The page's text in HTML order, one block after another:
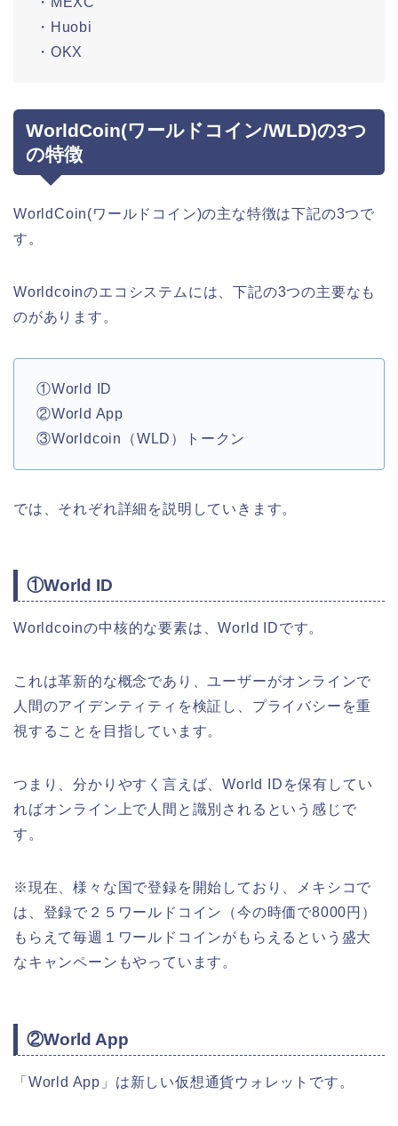
・Huobi
・OKX
WorldCoin(ワールドコイン/WLD)の3つ
の特徴
WorldCoin(ワールドコイン)の主な特徴は下記の3つで
す。
Worldcoinのエコシステムには、下記の3つの主要なも
のがあります。
①World ID
②World App
③Worldcoin（WLD）トークン
では、それぞれ詳細を説明していきます。
①World ID
Worldcoinの中核的な要素は、World IDです。
これは革新的な概念であり、ユーザーがオンラインで
人間のアイデンティティを検証し、プライバシーを重
視することを目指しています。
つまり、分かりやすく言えば、World IDを保有してい
ればオンライン上で人間と識別されるという感じで
す。
※現在、様々な国で登録を開始しており、メキシコで
は、登録で２５ワールドコイン（今の時価で8000円）
もらえて毎週１ワールドコインがもらえるという盛大
なキャンペーンもやっています。
②World App
「World App」は新しい仮想通貨ウォレットです。